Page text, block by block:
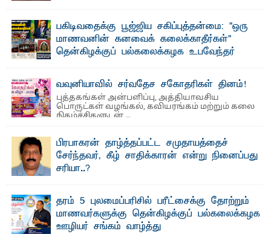
பகிடிவதைக்கு பூஜ்ஜிய சகிப்புத்தன்மை: "ஒரு
மாணவனின் கனவைக் கலைக்காதீர்கள்" –
தென்கிழக்குப் பல்கலைக்கழக உபவேந்தர்
"ஒ ரு மாணவனின் அல்லது மாணவியின் கனவு என்னால்
கலைக்கப்படாது" என்ற உறுதியை ஒவ்வொரு மாணவரும் ...
வவுனியாவில் சர்வதேச சகோதரிகள் தினம்!
புத்தகங்கள் அன்பளிப்பு, அத்தியாவசிய
பொருட்கள் வழங்கல், கவியரங்கம் மற்றும் கலை
நிகழ்ச்சிகளுடன் ...
பிரபாகரன் தாழ்த்தப்பட்ட சமுதாயத்தைச்
சேர்ந்தவர், கீழ் சாதிக்காரன் என்று நினைப்பது
சரியா..?
தரம் 5 புலமைப்பரிசில் பரீட்சைக்கு தோற்றும்
மாணவர்களுக்கு தென்கிழக்குப் பல்கலைக்கழக
ஊழியர் சங்கம் வாழ்த்து